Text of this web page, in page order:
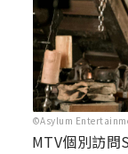
©Asylum
MTV個別訪問